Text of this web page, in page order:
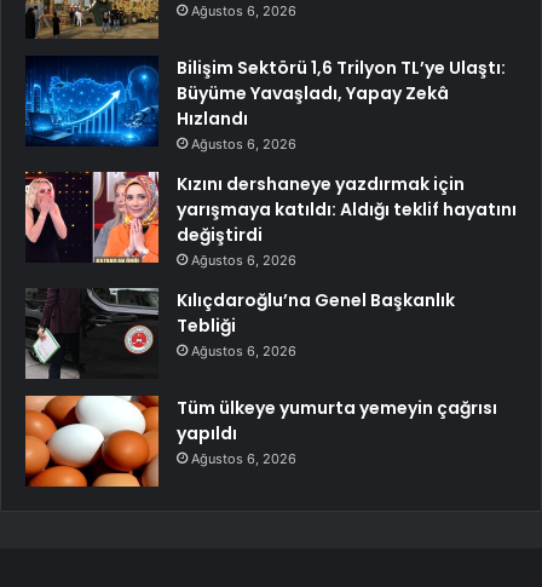
Ağustos 6, 2026
Bilişim Sektörü 1,6 Trilyon TL’ye Ulaştı:
Büyüme Yavaşladı, Yapay Zekâ
Hızlandı
Ağustos 6, 2026
Kızını dershaneye yazdırmak için
yarışmaya katıldı: Aldığı teklif hayatını
değiştirdi
Ağustos 6, 2026
Kılıçdaroğlu’na Genel Başkanlık
Tebliği
Ağustos 6, 2026
Tüm ülkeye yumurta yemeyin çağrısı
yapıldı
Ağustos 6, 2026